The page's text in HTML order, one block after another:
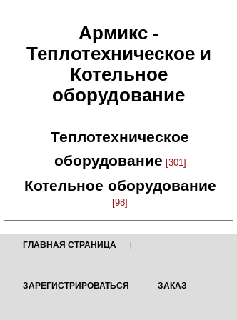
Армикс -
Теплотехническое и
Котельное
оборудование
Теплотехническое
оборудование [301]
Котельное оборудование
[98]
ГЛАВНАЯ СТРАНИЦА
ЗАРЕГИСТРИРОВАТЬСЯ ЗАКАЗ